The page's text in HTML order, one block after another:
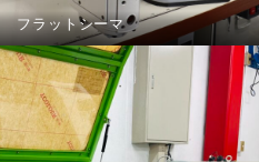
フラットシーマ